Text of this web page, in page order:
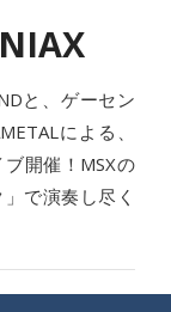
と、ゲーセン
による、
開催！MSXの
で演奏し尽く